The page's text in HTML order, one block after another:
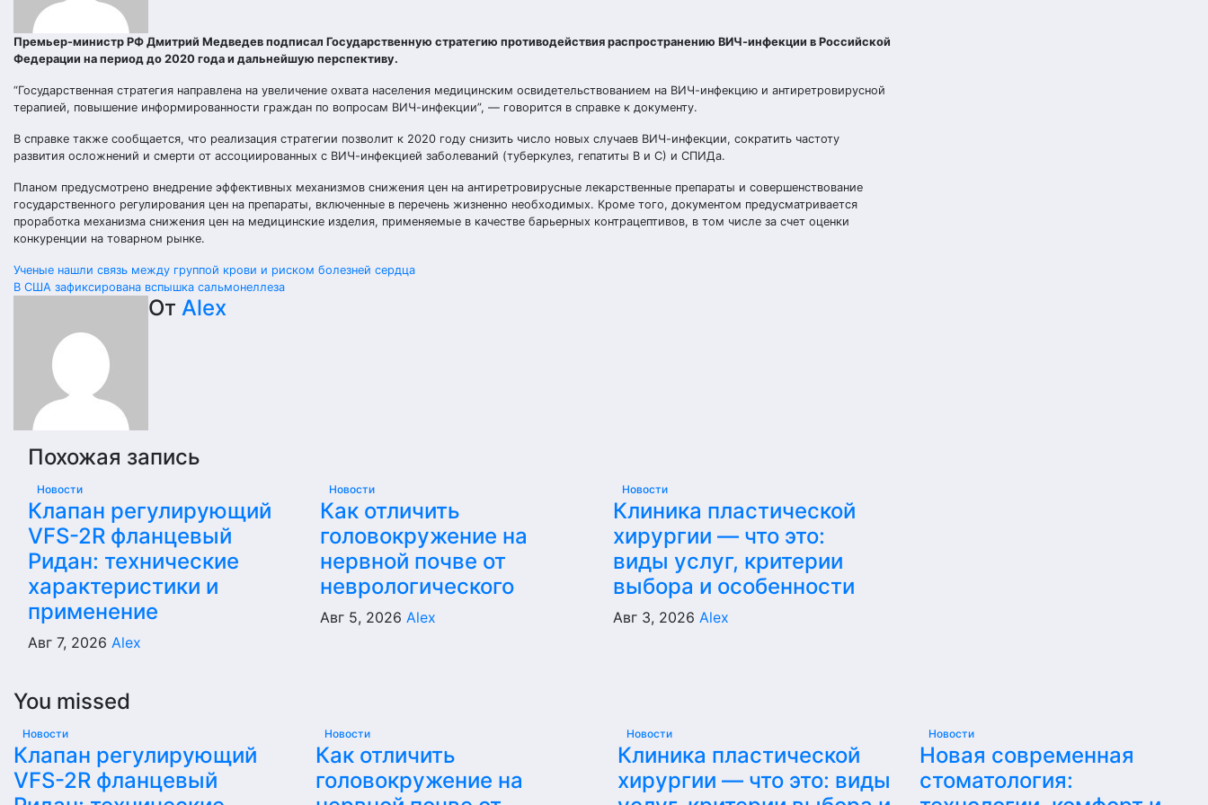
Премьер-министр РФ Дмитрий Медведев подписал Государственную стратегию противодействия распространению ВИЧ-инфекции в Российской
Федерации на период до 2020 года и дальнейшую перспективу.
“Государственная стратегия направлена на увеличение охвата населения медицинским освидетельствованием на ВИЧ-инфекцию и антиретровирусной
терапией, повышение информированности граждан по вопросам ВИЧ-инфекции”, — говорится в справке к документу.
В справке также сообщается, что реализация стратегии позволит к 2020 году снизить число новых случаев ВИЧ-инфекции, сократить частоту
развития осложнений и смерти от ассоциированных с ВИЧ-инфекцией заболеваний (туберкулез, гепатиты B и С) и СПИДа.
Планом предусмотрено внедрение эффективных механизмов снижения цен на антиретровирусные лекарственные препараты и совершенствование
государственного регулирования цен на препараты, включенные в перечень жизненно необходимых. Кроме того, документом предусматривается
проработка механизма снижения цен на медицинские изделия, применяемые в качестве барьерных контрацептивов, в том числе за счет оценки
конкуренции на товарном рынке.
Навигация
записям
Ученые нашли связь между группой крови и риском болезней сердца
В США зафиксирована вспышка сальмонеллеза
От Alex
Похожая запись
Новости
Клапан регулирующий
VFS-2R фланцевый
Ридан: технические
характеристики и
применение
Авг 7, 2026 Alex
Новости
Как отличить
головокружение на
нервной почве от
неврологического
Авг 5, 2026Alex
Новости
Клиника пластической
хирургии — что это:
виды услуг, критерии
выбора и особенности
Авг 3, 2026 Alex
You missed
Новости
Клапан регулирующий
VFS-2R фланцевый
Новости
Как отличить
головокружение на
Новости
Клиника пластической
хирургии — что это: виды
Новости
Новая современная
стоматология: